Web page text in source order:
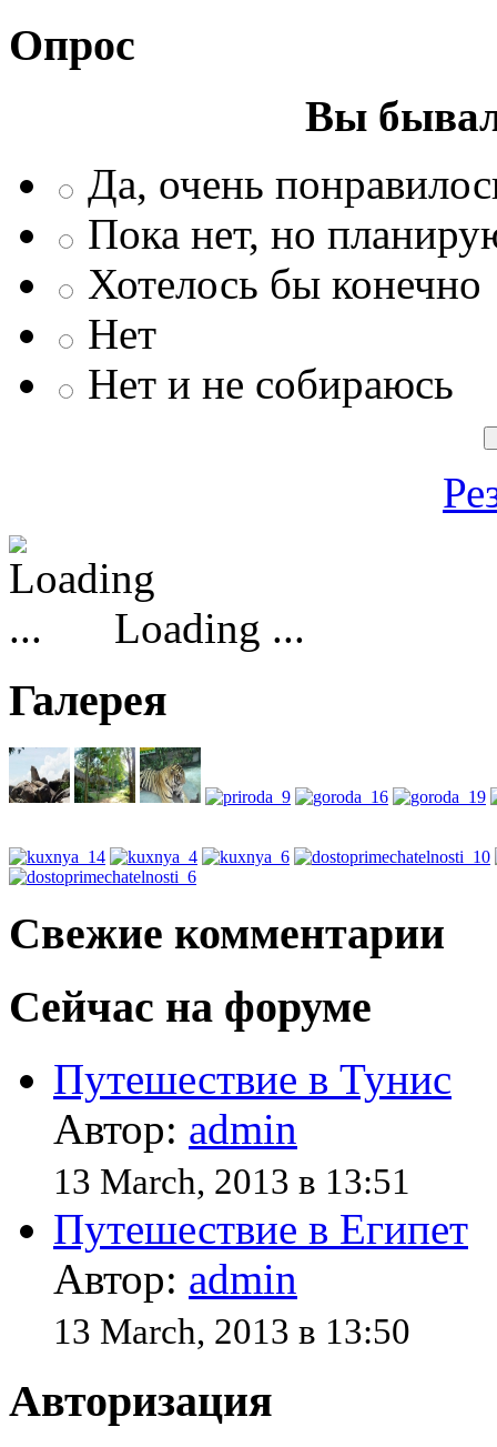
Опрос
Вы
Да, очень
Пока нет, но
Хотелось бы конечно
Нет
Нет и не собираюсь
Loading ...
Галерея
Свежие комментарии
Сейчас на форуме
Путешествие в Тунис
Автор: admin
13 March, 2013 в 13:51
Путешествие в Египет
Автор: admin
13 March, 2013 в 13:50
Авторизация